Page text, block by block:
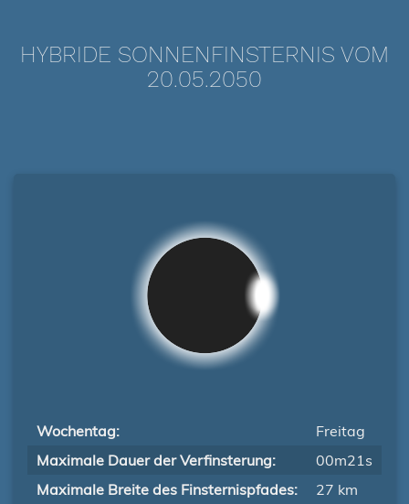
HYBRIDE SONNENFINSTERNIS VOM
20.05.2050
Wochentag:
Freitag
Maximale Dauer der Verfinsterung:
00m21s
Maximale Breite des Finsternispfades:
27 km